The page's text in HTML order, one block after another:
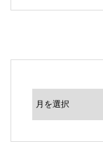
ア
ー
カ
イ